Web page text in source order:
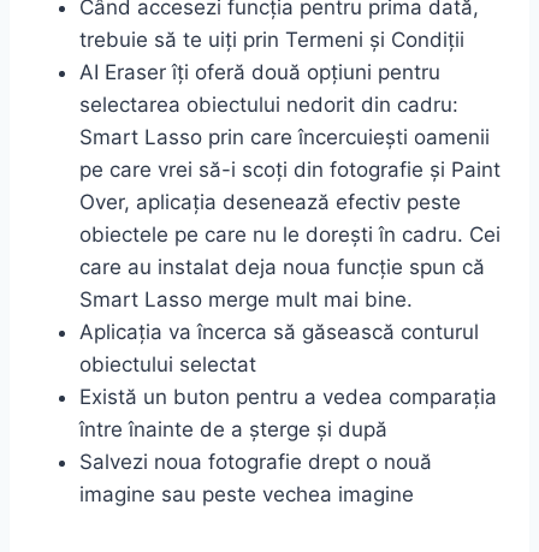
Când accesezi funcția pentru prima dată,
trebuie să te uiți prin Termeni și Condiții
AI Eraser îți oferă două opțiuni pentru
selectarea obiectului nedorit din cadru:
Smart Lasso prin care încercuiești oamenii
pe care vrei să-i scoți din fotografie și Paint
Over, aplicația desenează efectiv peste
obiectele pe care nu le dorești în cadru. Cei
care au instalat deja noua funcție spun că
Smart Lasso merge mult mai bine.
Aplicația va încerca să găsească conturul
obiectului selectat
Există un buton pentru a vedea comparația
între înainte de a șterge și după
Salvezi noua fotografie drept o nouă
imagine sau peste vechea imagine